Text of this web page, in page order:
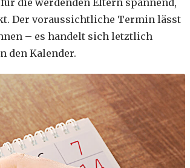
Der voraussichtliche Termin lässt
– es handelt sich letztlich
den Kalender.